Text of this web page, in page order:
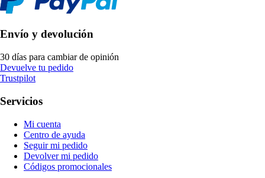
Envío y devolución
30 días para cambiar de opinión
Devuelve tu pedido
Trustpilot
Servicios
Mi cuenta
Centro de ayuda
Seguir mi pedido
Devolver mi pedido
Códigos promocionales